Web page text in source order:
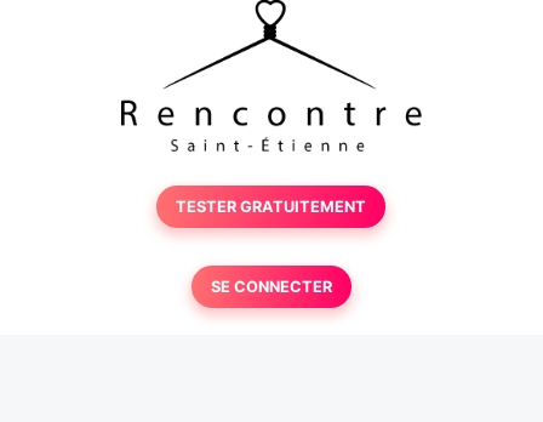
TESTER GRATUITEMENT
SE CONNECTER